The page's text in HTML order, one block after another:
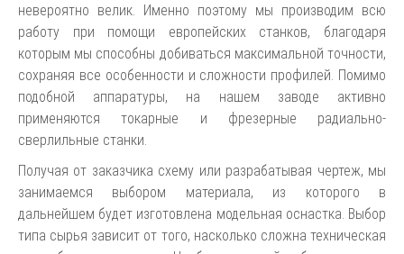
невероятно велик. Именно поэтому мы производим всю
работу при помощи европейских станков, благодаря
которым мы способны добиваться максимальной точности,
сохраняя все особенности и сложности профилей. Помимо
подобной аппаратуры, на нашем заводе активно
применяются токарные и фрезерные радиально-
сверлильные станки.
Получая от заказчика схему или разрабатывая чертеж, мы
занимаемся выбором материала, из которого в
дальнейшем будет изготовлена модельная оснастка. Выбор
типа сырья зависит от того, насколько сложна техническая